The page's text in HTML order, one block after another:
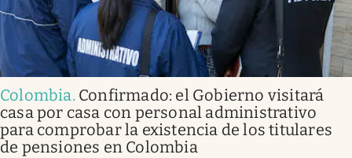
Colombia. Confirmado: el Gobierno visitará
casa por casa con personal administrativo
para comprobar la existencia de los titulares
de pensiones en Colombia